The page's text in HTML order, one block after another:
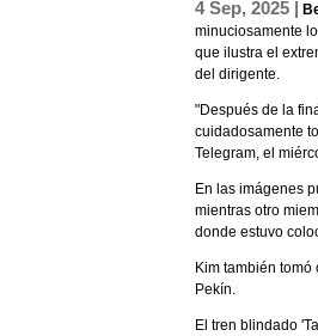
4 Sep, 2025 |
minuciosamente
que ilustra el
del dirigente.
"Después de la
cuidadosamente
Telegram, el
En las imágenes
mientras otro
donde estuvo
Kim también
Pekín.
El tren blindado